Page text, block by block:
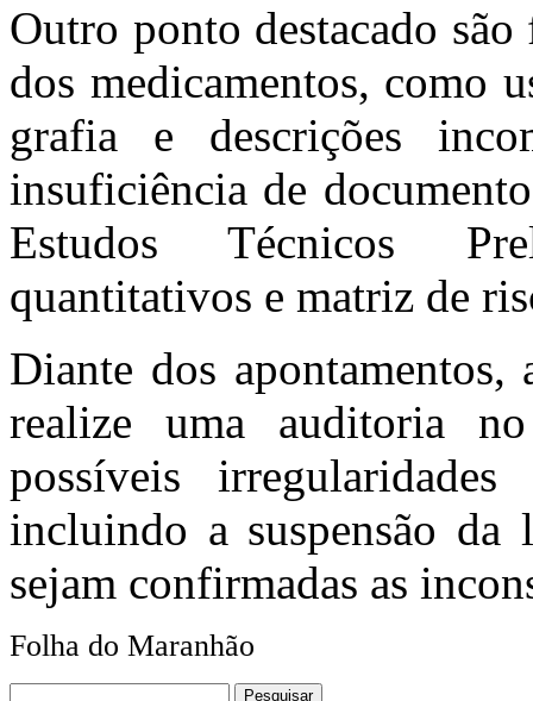
Outro ponto destacado são
dos medicamentos, como
grafia e descrições
insuficiência de
Estudos Técnicos
quantitativos e matriz de
Diante dos
realize uma auditoria
possíveis
incluindo a suspensão da
sejam confirmadas as
Folha do Maranhão